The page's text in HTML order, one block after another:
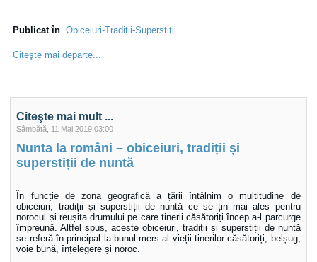
Publicat în Obiceiuri-Tradiții-Superstiții
Citeşte mai departe...
Citeşte mai mult ...
Sâmbătă, 11 Mai 2019 03:00
Nunta la români – obiceiuri, tradiții și
superstiții de nuntă
În funcție de zona geografică a țării întâlnim o multitudine de
obiceiuri, tradiții și superstiții de nuntă ce se țin mai ales pentru
norocul și reușita drumului pe care tinerii căsătoriți încep a-l parcurge
împreună. Altfel spus, aceste obiceiuri, tradiții și superstiții de nuntă
se referă în principal la bunul mers al vieții tinerilor căsătoriți, belșug,
voie bună, înțelegere și noroc.